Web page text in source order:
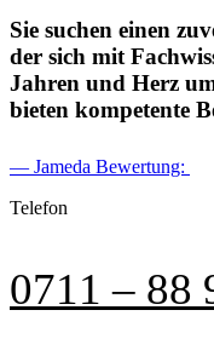
Sie suchen einen
der sich mit
Jahren und Herz
bieten kompetente
— Jameda Bewertung:
Telefon
0711 – 88